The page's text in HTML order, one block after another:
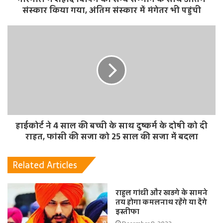
संस्कार किया गया, अंतिम संस्कार में मंगेतर भी पहुंची
हाईकोर्ट ने 4 साल की बच्ची के साथ दुष्कर्म के दोषी को दी
राहत, फांसी की सजा को 25 साल की सजा में बदला
Related Articles
राहुल गांधी और खड़गे के सामने
तय होगा कमलनाथ रहेंगे या देंगे
इस्तीफा